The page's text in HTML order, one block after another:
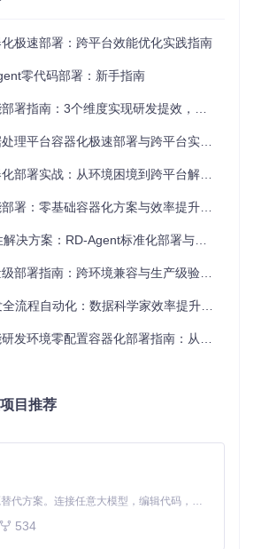
Hub和Git仓库
"配置泥潭"
到了一个典型问题：他在本地开发的量
脑上无法运行，排查发现是因为scikit-l
vs 1.2.2）导致的API不兼容。这种"在
发困境在AI团队中极为常见。
动的AI研发自动化工具，其架构包含多
支持（rdagent/scenarios/kaggle/）
回测与模型训练）对计算资源需求差异
资源争抢，影响实验稳定性和结果可靠
极速部署：跨平台效能优化实践指南
零代码部署：新手指南
3个维度实现研发提效，零基础也能掌握的容器化最佳实践
平台容器化极速部署与跨平台实践指南
署实战：从环境困境到跨平台解决方案
署：零基础容器化方案与效率提升指南
案：RD-Agent标准化部署与多场景应用指南
指南：跨环境兼容与生产级验证的5步实施法
流程自动化：数据科学家效率提升指南
零配置容器化部署指南：从环境一致性到跨平台协作
目推荐
Claude Code 的开源替代方案。连接任意大模型，编辑代码，运行命令，自动验证 — 全自动执行。用 Rust 构建，极致性能。 ｜ An open-source alternative to Claude Code. Connect any LLM, edit code, run commands, and verify changes — autonomously. Built in Rust for speed. Get Started
534